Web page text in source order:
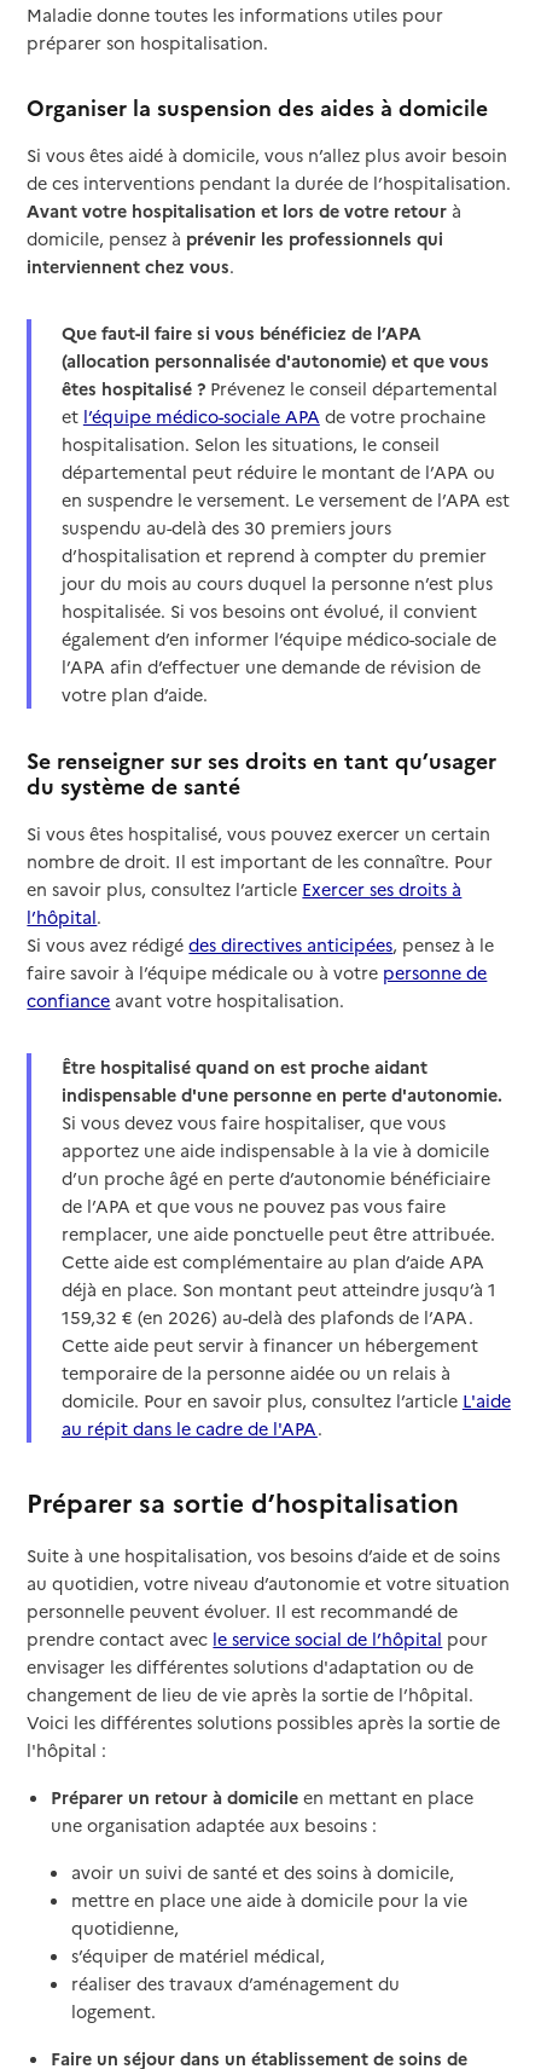
Maladie donne toutes les informations utiles pour
préparer son hospitalisation.
Organiser la suspension des aides à domicile
Si vous êtes aidé à domicile, vous n’allez plus avoir besoin
de ces interventions pendant la durée de l’hospitalisation.
Avant votre hospitalisation et lors de votre retour à
domicile, pensez à prévenir les professionnels qui
interviennent chez vous.
Que faut-il faire si vous bénéficiez de l’APA
(allocation personnalisée d'autonomie) et que vous
êtes hospitalisé ?Prévenez le conseil départemental
et l’équipe médico-sociale APA de votre prochaine
hospitalisation. Selon les situations, le conseil
départemental peut réduire le montant de l’APA ou
en suspendre le versement. Le versement de l’APA est
suspendu au-delà des 30 premiers jours
d’hospitalisation et reprend à compter du premier
jour du mois au cours duquel la personne n’est plus
hospitalisée. Si vos besoins ont évolué, il convient
également d’en informer l’équipe médico-sociale de
l’APA afin d’effectuer une demande de révision de
votre plan d’aide.
Se renseigner sur ses droits en tant qu’usager
du système de santé
Si vous êtes hospitalisé, vous pouvez exercer un certain
nombre de droit. Il est important de les connaître. Pour
en savoir plus, consultez l’article Exercer ses droits à
l’hôpital.
Si vous avez rédigédes directives anticipées, pensez à le
faire savoir à l’équipe médicale ou à votre personne de
confiance avant votre hospitalisation.
Être hospitalisé quand on est proche aidant
indispensable d'une personne en perte d'autonomie.
Si vous devez vous faire hospitaliser, que vous
apportez une aide indispensable à la vie à domicile
d’un proche âgé en perte d’autonomie bénéficiaire
de l’APA et que vous ne pouvez pas vous faire
remplacer, une aide ponctuelle peut être attribuée.
Cette aide est complémentaire au plan d’aide APA
déjà en place. Son montant peut atteindre jusqu’à 1
159,32 € (en 2026) au-delà des plafonds de l’APA.
Cette aide peut servir à financer un hébergement
temporaire de la personne aidée ou un relais à
domicile. Pour en savoir plus, consultez l’article L'aide
au répit dans le cadre de l'APA.
Préparer sa sortie d’hospitalisation
Suite à une hospitalisation, vos besoins d’aide et de soins
au quotidien, votre niveau d’autonomie et votre situation
personnelle peuvent évoluer. Il est recommandé de
prendre contact avec le service social de l’hôpital pour
envisager les différentes solutions d'adaptation ou de
changement de lieu de vie après la sortie de l’hôpital.
Voici les différentes solutions possibles après la sortie de
l'hôpital :
Préparer un retour à domicileen mettant en place
une organisation adaptée aux besoins :
avoir un suivi de santé et des soins à domicile,
mettre en place une aide à domicile pour la vie
quotidienne,
s’équiper de matériel médical,
réaliser des travaux d’aménagement du
logement.
Faire un séjour dans un établissement de soins de